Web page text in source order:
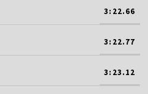
3:22.66
3:22.77
3:23.12